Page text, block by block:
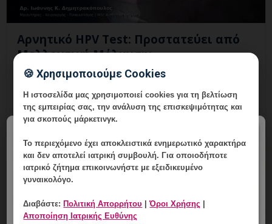
Αρνητικό HPV Test: Προστατεύει από
Μελλοντική Μόλυνση;
6 Αυγούστου, 2026
Αρνητικό HPV Test: εξατομικευμένη γυναικολογική
αξιολόγηση, σαφές πλάνο παρακολούθησης και
ραντεβού στη Vital WomanHood Clinic Γλυφάδας.
🍪 Χρησιμοποιούμε Cookies
Η ιστοσελίδα μας χρησιμοποιεί cookies για τη βελτίωση
της εμπειρίας σας, την ανάλυση της επισκεψιμότητας και
για σκοπούς μάρκετινγκ.
Το περιεχόμενο έχειαποκλειστικά ενημερωτικό χαρακτήρα
και δεν αποτελεί ιατρική συμβουλή. Για οποιοδήποτε
ιατρικό ζήτημα επικοινωνήστε με εξειδικευμένο
γυναικολόγο.
Διαβάστε:Πολιτική Απορρήτου |Όροι Χρήσης |
Αποποίηση Ιατρικής Ευθύνης